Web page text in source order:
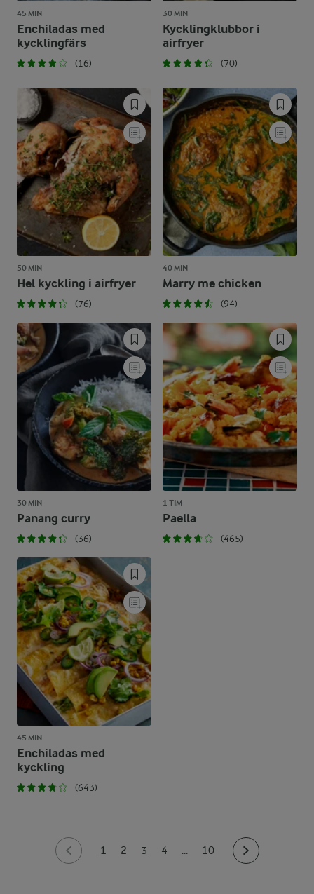
45 MIN
Enchiladas med
kycklingfärs
(16)
30 MIN
Kycklingklubbor i
airfryer
(70)
50 MIN
Hel kyckling i airfryer
(76)
40 MIN
Marry me chicken
(94)
30 MIN
Panang curry
(36)
1 TIM
Paella
(465)
45 MIN
Enchiladas med
kyckling
(643)
1 2 3 4 ... 10